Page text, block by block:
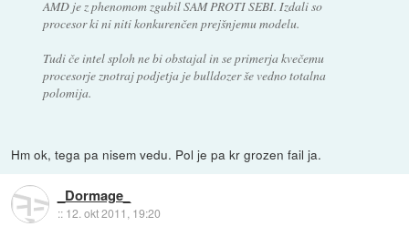
AMD je z phenomom zgubil SAM PROTI SEBI. Izdali so
procesor ki ni niti konkurenčen prejšnjemu modelu.
Tudi če intel sploh ne bi obstajal in se primerja kvečemu
procesorje znotraj podjetja je bulldozer še vedno totalna
polomija.
Hm ok, tega pa nisem vedu. Pol je pa kr grozen fail ja.
_Dormage_
:: 12. okt 2011, 19:20